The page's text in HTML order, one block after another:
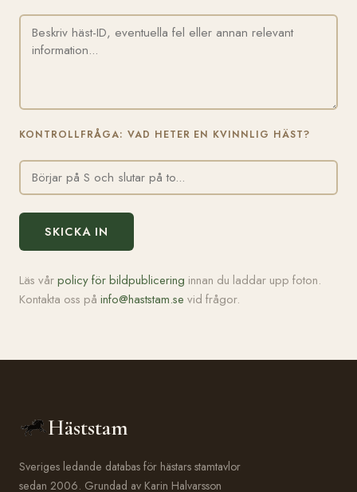
KONTROLLFRÅGA: VAD HETER EN KVINNLIG HÄST?
SKICKA IN
Läs vårpolicy för bildpublicering innan du laddar upp foton.
Kontakta oss på info@haststam.se vid frågor.
Häststam
Sveriges ledande databas för hästars stamtavlor
sedan 2006. Grundad av Karin Halvarsson